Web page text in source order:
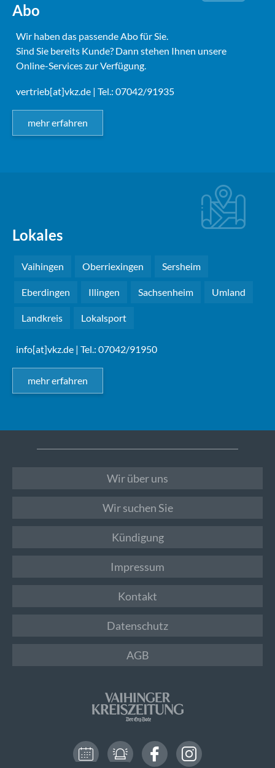
Abo
Wir haben das passende Abo für Sie.
Sind Sie bereits Kunde? Dann stehen Ihnen unsere
Online-Services zur Verfügung.
vertrieb[at]vkz.de | Tel.: 07042/91935
mehr erfahren
Lokales
Vaihingen Oberriexingen Sersheim
Eberdingen Illingen Sachsenheim Umland
Landkreis Lokalsport
info[at]vkz.de | Tel.: 07042/91950
mehr erfahren
Wir über uns
Wir suchen Sie
Kündigung
Impressum
Kontakt
Datenschutz
AGB